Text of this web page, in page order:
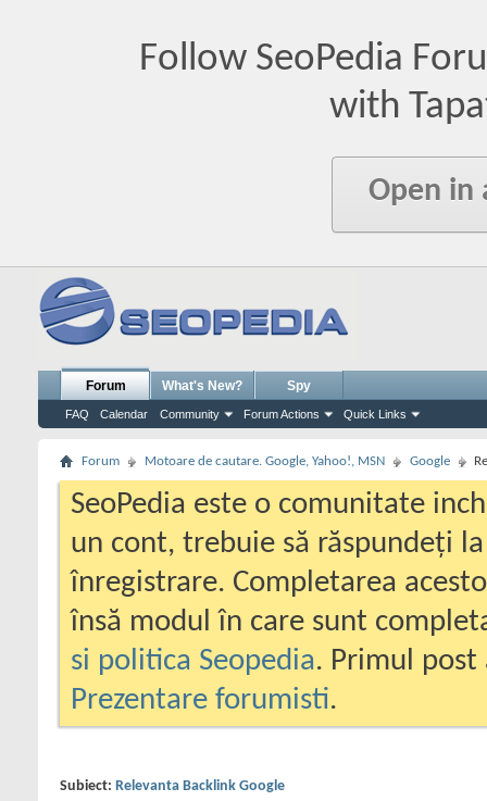
Follow SeoPedia
with
Open in
Forum
FAQ Calendar Community Forum Actions Quick Links
What's New? Spy
Forum Motoare de cautare. Google, Yahoo!, MSN Google
SeoPedia este o comunitate
un cont, trebuie să răspundeți
înregistrare. Completarea
însă modul în care sunt
si politica Seopedia. Primul
Prezentare forumisti.
Subiect: Relevanta Backlink Google